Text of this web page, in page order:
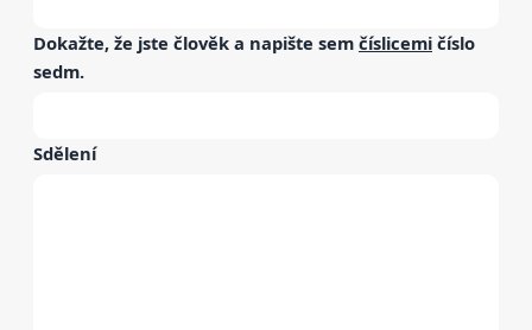
Dokažte, že jste člověk a napište sem číslicemi číslo
sedm.
Sdělení